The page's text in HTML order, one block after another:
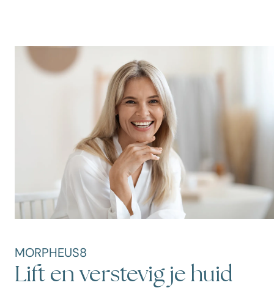
MORPHEUS8
Lift en verstevig je huid